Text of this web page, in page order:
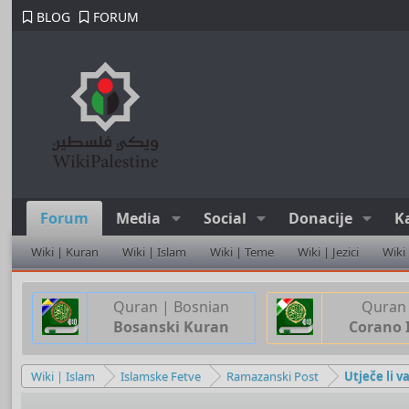
BLOG FORUM
Forum Media Social Donacije
Wiki | Kuran Wiki | Islam Wiki | Teme Wiki | Jezici Wiki
Quran | Bosnian
Bosanski Kuran
Corano
Wiki | Islam Islamske Fetve Ramazanski Post